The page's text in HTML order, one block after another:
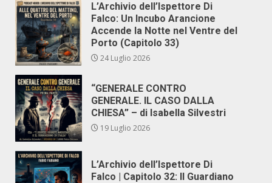
L’Archivio dell’Ispettore Di
Falco: Un Incubo Arancione
Accende la Notte nel Ventre del
Porto (Capitolo 33)
24 Luglio 2026
“GENERALE CONTRO
GENERALE. IL CASO DALLA
CHIESA” – di Isabella Silvestri
19 Luglio 2026
L’Archivio dell’Ispettore Di
Falco | Capitolo 32: Il Guardiano